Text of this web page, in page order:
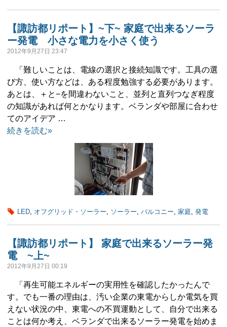
【諏訪都リポート】~下~ 家庭で出来るソーラ
ー発電 小さな電力を小さく使う
2012年9月27日 23:47
「難しいことは、電線の選択と接続知識です。工具の選
び方、使い方などは、ある程度勉強する必要があります。
あとは、＋と−を間違わないこと、並列と直列つなぎ程度
の知識があれば何とかなります。ベランダや部屋に合わせ
てのアイデア …
続きを読む»
LED, オフグリッド・ソーラー, ソーラー, バルコニー, 家庭, 発電
【諏訪都リポート】 家庭で出来るソーラー発
電 ~上~
2012年9月27日 00:19
「再生可能エネルギーの実用性を確認したかったんで
す。でも一番の理由は、汚い企業の東電からしか電気を買
えない状況の中、東電への不買運動として、自分で出来る
ことは何か考え、ベランダで出来るソーラー発電を始めま